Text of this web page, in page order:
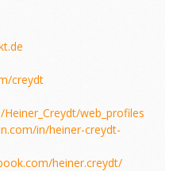
creydt
web_profiles
in/heiner-creydt-
heiner.creydt/